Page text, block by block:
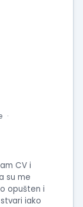
CV i
su me
opušten i
iako